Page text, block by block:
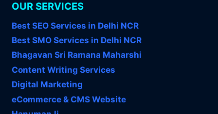
OUR SERVICES
Best SEO Services in Delhi NCR
Best SMO Services in Delhi NCR
Bhagavan Sri Ramana Maharshi
Content Writing Services
Digital Marketing
eCommerce & CMS Website